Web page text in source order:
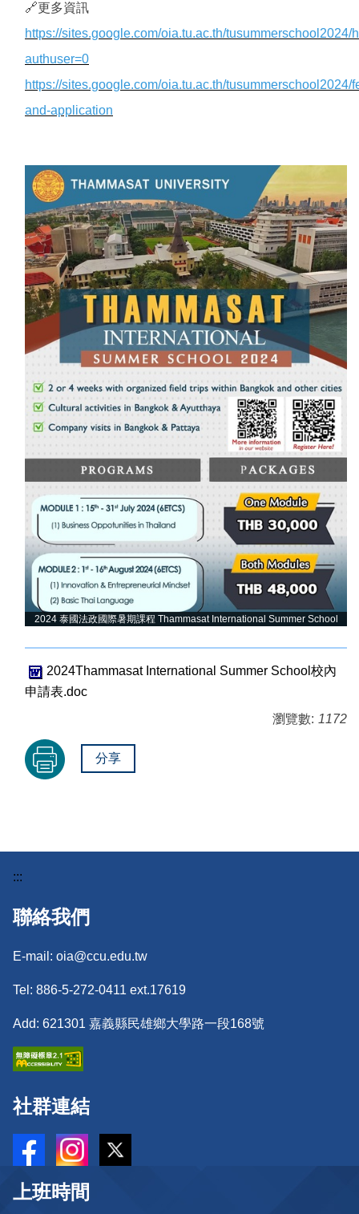
🔗更多資訊
https://sites.google.com/oia.tu.ac.th/tusummerschool2024/
authuser=0
https://sites.google.com/oia.tu.ac.th/tusummerschool2024/
and-application
2024 泰國法政國際暑期課程 Thammasat International Summer School
2024Thammasat International Summer School校內
申請表.doc
瀏覽數: 1172
分享
:::
聯絡我們
E-mail: oia@ccu.edu.tw
Tel: 886-5-272-0411 ext.17619
Add: 621301 嘉義縣民雄鄉大學路一段168號
社群連結
上班時間